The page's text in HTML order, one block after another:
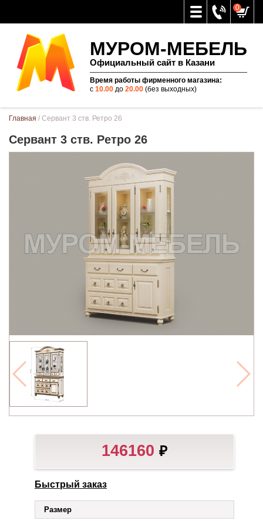
0
МУРОМ-МЕБЕЛЬ
Официальный сайт в Казани
Время работы фирменного магазина:
с 10.00до 20.00(без выходных)
Вы здесь
Главная / Сервант 3 ств. Ретро 26
Сервант 3 ств. Ретро 26
146160 ₽
Быстрый заказ
Размер